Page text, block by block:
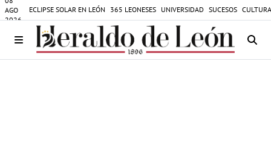
AGO
2026
ECLIPSE SOLAR EN LEÓN 365 LEONESES UNIVERSIDAD SUCESOS